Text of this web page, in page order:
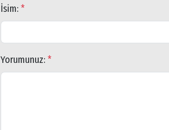
İsim: *
Yorumunuz: *